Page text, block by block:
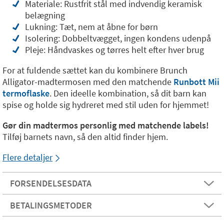
Materiale: Rustfrit stål med indvendig keramisk
belægning
Lukning: Tæt, nem at åbne for børn
Isolering: Dobbeltvægget, ingen kondens udenpå
Pleje: Håndvaskes og tørres helt efter hver brug
For at fuldende sættet kan du kombinere Brunch
Alligator-madtermosen med den matchende Runbott Mii
termoflaske. Den ideelle kombination, så dit barn kan
spise og holde sig hydreret med stil uden for hjemmet!
Gør din madtermos personlig med matchende labels!
Tilføj barnets navn, så den altid finder hjem.
Flere detaljer
FORSENDELSESDATA
BETALINGSMETODER